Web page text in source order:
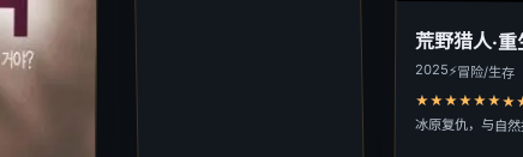
荒野猎人·重
2025⚡冒险/生存
冰原复仇，与自然